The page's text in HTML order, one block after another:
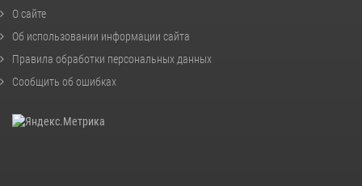
О сайте
Об использовании информации сайта
Правила обработки персональных данных
Сообщить об ошибках